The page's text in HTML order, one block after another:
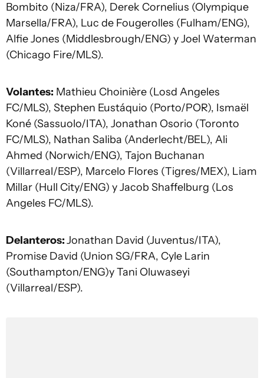
Bombito (Niza/FRA), Derek Cornelius (Olympique
Marsella/FRA), Luc de Fougerolles (Fulham/ENG),
Alfie Jones (Middlesbrough/ENG) y Joel Waterman
(Chicago Fire/MLS).
Volantes: Mathieu Choinière (Losd Angeles
FC/MLS), Stephen Eustáquio (Porto/POR), Ismaël
Koné (Sassuolo/ITA), Jonathan Osorio (Toronto
FC/MLS), Nathan Saliba (Anderlecht/BEL), Ali
Ahmed (Norwich/ENG), Tajon Buchanan
(Villarreal/ESP), Marcelo Flores (Tigres/MEX), Liam
Millar (Hull City/ENG) y Jacob Shaffelburg (Los
Angeles FC/MLS).
Delanteros:Jonathan David (Juventus/ITA),
Promise David (Union SG/FRA, Cyle Larin
(Southampton/ENG)y Tani Oluwaseyi
(Villarreal/ESP).